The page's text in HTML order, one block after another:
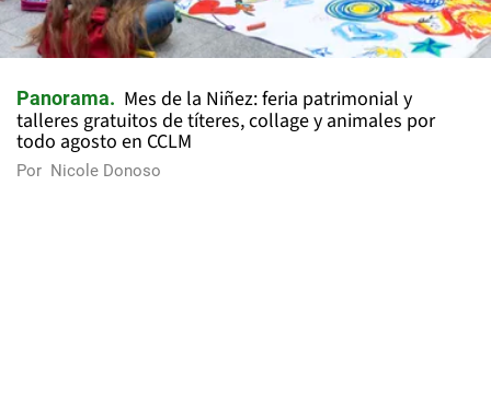
Panorama
Mes de la Niñez: feria patrimonial y
talleres gratuitos de títeres, collage y animales por
todo agosto en CCLM
Por Nicole Donoso